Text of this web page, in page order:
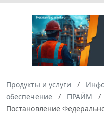
Продукты и услуги
обеспечение
ПРАЙМ
Постановление